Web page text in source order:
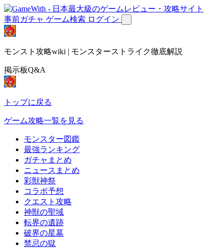
事前ガチャ ゲーム検索 ログイン
モンスト攻略wiki | モンスターストライク徹底解説
掲示板Q&A
トップに戻る
ゲーム攻略一覧を見る
モンスター図鑑
最強ランキング
ガチャまとめ
ニュースまとめ
彩獣神祭
コラボ予想
クエスト攻略
神獣の聖域
転界の遺跡
破界の星墓
禁忌の獄